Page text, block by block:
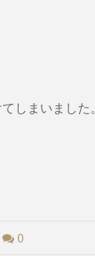
しまいました。
0